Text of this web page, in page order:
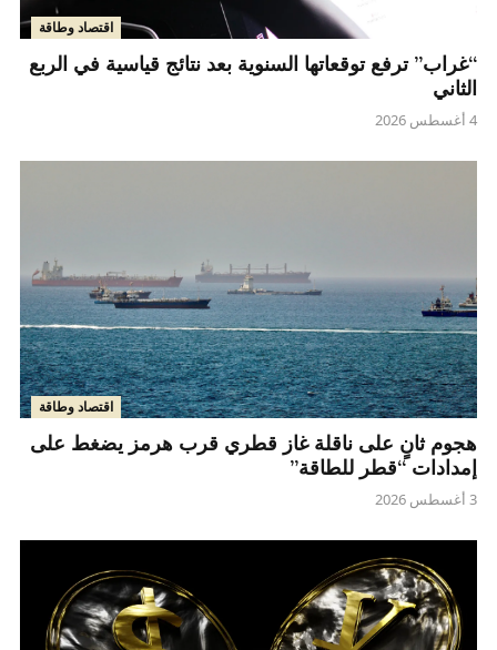
اقتصاد وطاقة
“غراب” ترفع توقعاتها السنوية بعد نتائج قياسية في الربع
الثاني
4 أغسطس 2026
اقتصاد وطاقة
هجوم ثانٍ على ناقلة غاز قطري قرب هرمز يضغط على
إمدادات “قطر للطاقة”
3 أغسطس 2026